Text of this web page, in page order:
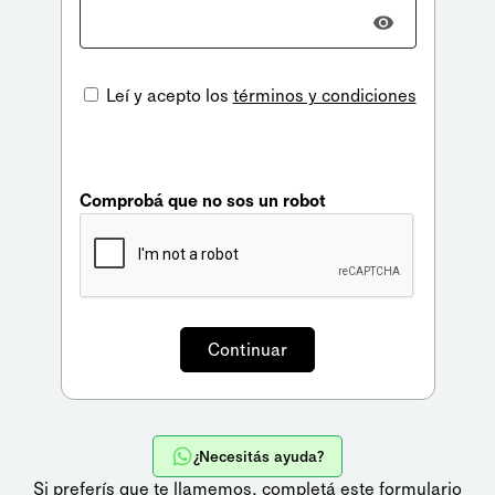
Leí y acepto los términos y condiciones
Comprobá que no sos un robot
¿Necesitás ayuda?
Si preferís que te llamemos, completá este formulario